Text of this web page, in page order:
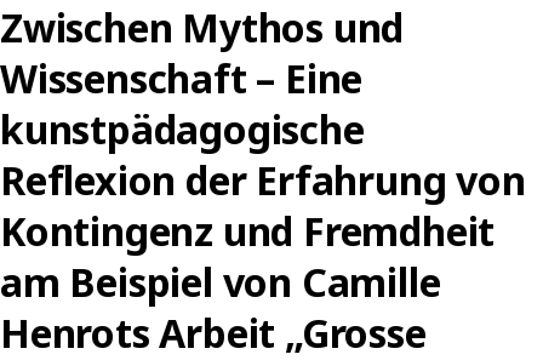
Zwischen Mythos und
Wissenschaft – Eine
kunstpädagogische
Reflexion der Erfahrung von
Kontingenz und Fremdheit
am Beispiel von Camille
Henrots Arbeit „Grosse